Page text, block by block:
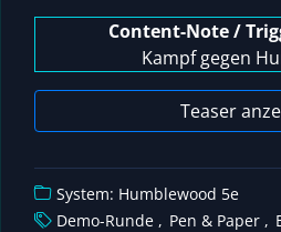
Content-Note /
Kampf gegen
Teaser
System: Humblewood 5e
Demo-Runde
Pen & Paper